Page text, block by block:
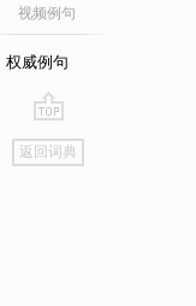
视频例句
权威例句
go
top
返回词典